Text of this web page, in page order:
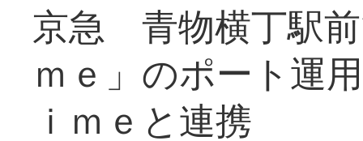
京急 青物横丁駅
ｍｅ」のポート運
ｉｍｅと連携